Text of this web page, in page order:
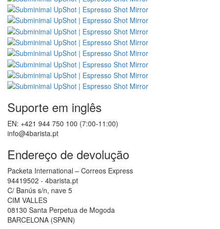
Suporte em inglês
EN: +421 944 750 100 (7:00-11:00)
info@4barista.pt
Endereço de devolução
Packeta International – Correos Express
94419502 - 4barista.pt
C/ Banús s/n, nave 5
CIM VALLES
08130 Santa Perpetua de Mogoda
BARCELONA (SPAIN)